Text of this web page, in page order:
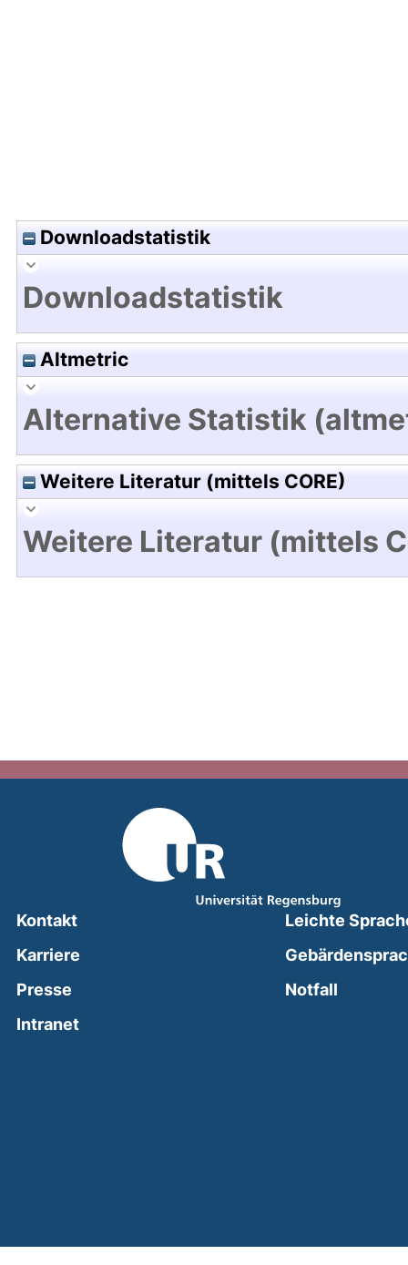
Downloadstatistik
Downloadstatistik
Altmetric
Alternative Statistik
Weitere Literatur (mittels CORE)
Weitere Literatur (mittels
Kontakt
Karriere
Presse
Intranet(external link, opens in a new window)
Leichte
Notfall